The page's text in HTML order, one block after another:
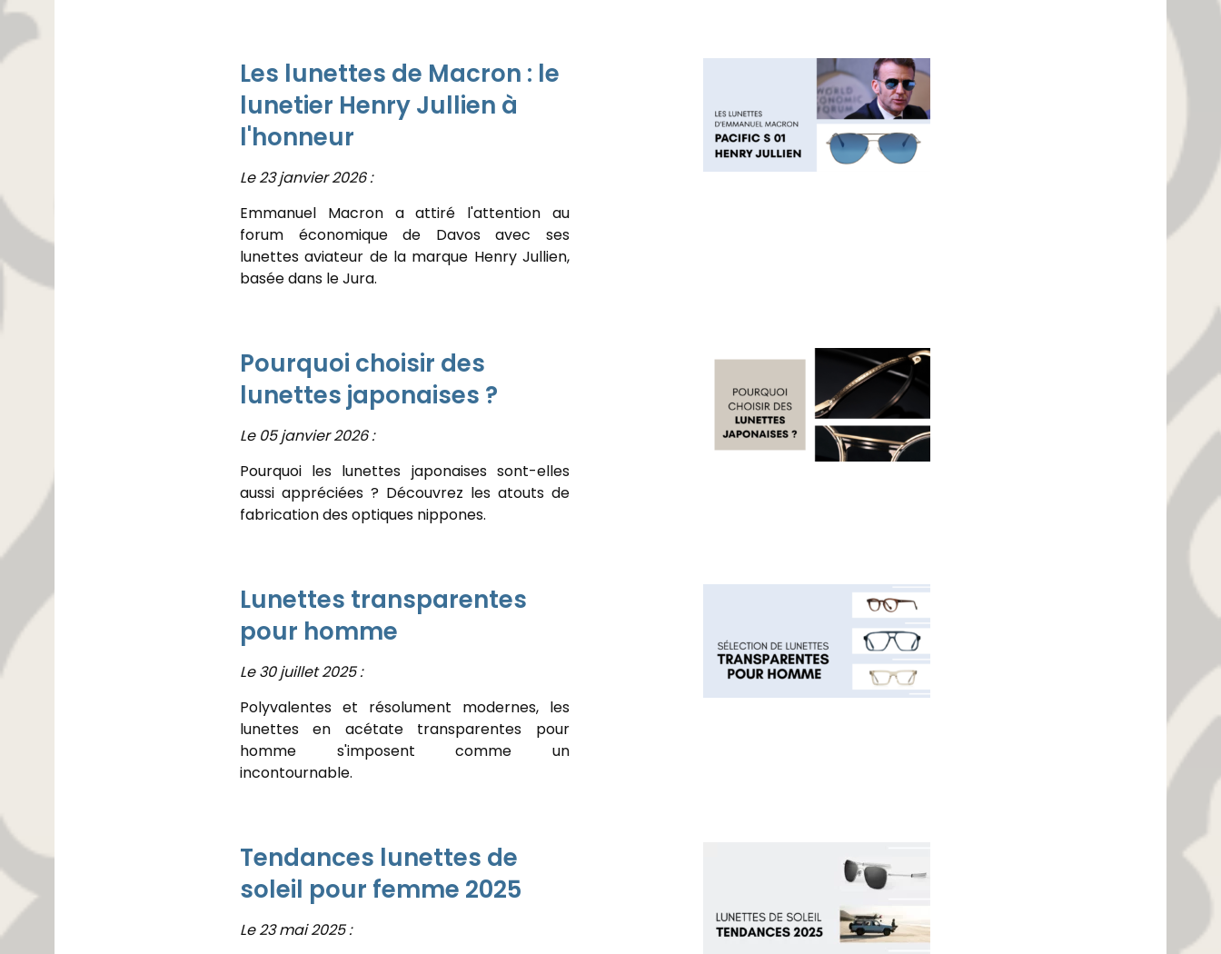
Les lunettes de Macron : le
lunetier Henry Jullien à
l'honneur
Le 23 janvier 2026 :
Emmanuel Macron a attiré l'attention au
forum économique de Davos avec ses
lunettes aviateur de la marque Henry Jullien,
basée dans le Jura.
Pourquoi choisir des
lunettes japonaises ?
Le 05 janvier 2026 :
Pourquoi les lunettes japonaises sont-elles
aussi appréciées ? Découvrez les atouts de
fabrication des optiques nippones.
Lunettes transparentes
pour homme
Le 30 juillet 2025 :
Polyvalentes et résolument modernes, les
lunettes en acétate transparentes pour
homme s'imposent comme un
incontournable.
Tendances lunettes de
soleil pour femme 2025
Le 23 mai 2025 :